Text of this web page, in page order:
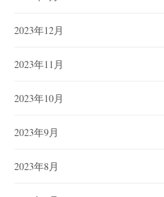
2023年12月
2023年11月
2023年10月
2023年9月
2023年8月